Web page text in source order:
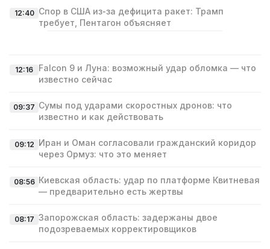
12:40 Спор в США из‑за дефицита ракет: Трамп
требует, Пентагон объясняет
12:16
Falcon 9 и Луна: возможный удар обломка — что
известно сейчас
09:37 Сумы под ударами скоростных дронов: что
известно и как действовать
09:12 Иран и Оман согласовали гражданский коридор
через Ормуз: что это меняет
08:56 Киевская область: удар по платформе Квитневая
— предварительно есть жертвы
08:17 Запорожская область: задержаны двое
подозреваемых корректировщиков